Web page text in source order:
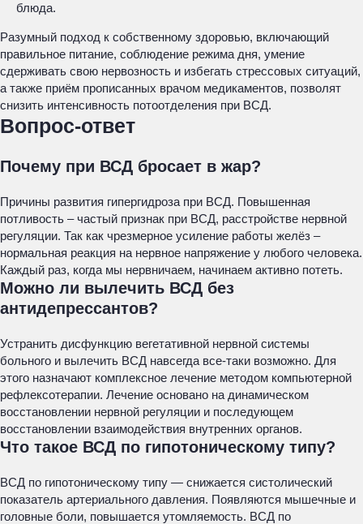
блюда.
Разумный подход к собственному здоровью, включающий
правильное питание, соблюдение режима дня, умение
сдерживать свою нервозность и избегать стрессовых ситуаций,
а также приём прописанных врачом медикаментов, позволят
снизить интенсивность потоотделения при ВСД.
Вопрос-ответ
Почему при ВСД бросает в жар?
Причины развития гипергидроза при ВСД. Повышенная
потливость – частый признак при ВСД, расстройстве нервной
регуляции. Так как чрезмерное усиление работы желёз –
нормальная реакция на нервное напряжение у любого человека.
Каждый раз, когда мы нервничаем, начинаем активно потеть.
Можно ли вылечить ВСД без
антидепрессантов?
Устранить дисфункцию вегетативной нервной системы
больного и вылечить ВСД навсегда все-таки возможно. Для
этого назначают комплексное лечение методом компьютерной
рефлексотерапии. Лечение основано на динамическом
восстановлении нервной регуляции и последующем
восстановлении взаимодействия внутренних органов.
Что такое ВСД по гипотоническому типу?
ВСД по гипотоническому типу — снижается систолический
показатель артериального давления. Появляются мышечные и
головные боли, повышается утомляемость. ВСД по